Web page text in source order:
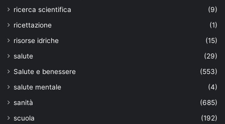
ricerca scientifica
(9)
ricettazione
(1)
risorse idriche
(15)
salute
(29)
Salute e benessere
(553)
salute mentale
(4)
sanità
(685)
scuola
(192)